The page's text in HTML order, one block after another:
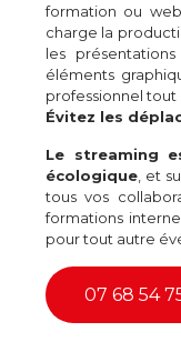
formation ou
charge la
les
éléments
professionnel tout
Évitez les
Le streaming
écologique, et
tous vos
formations
pour tout autre
07 68 54